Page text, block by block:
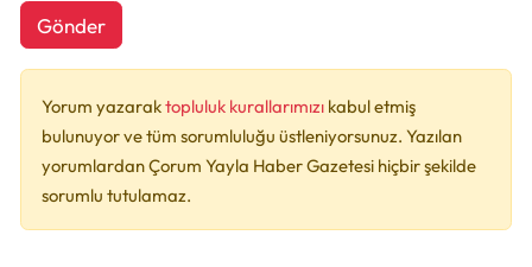
Gönder
Yorum yazaraktopluluk kurallarımızı kabul etmiş
bulunuyor ve tüm sorumluluğu üstleniyorsunuz. Yazılan
yorumlardan Çorum Yayla Haber Gazetesi hiçbir şekilde
sorumlu tutulamaz.